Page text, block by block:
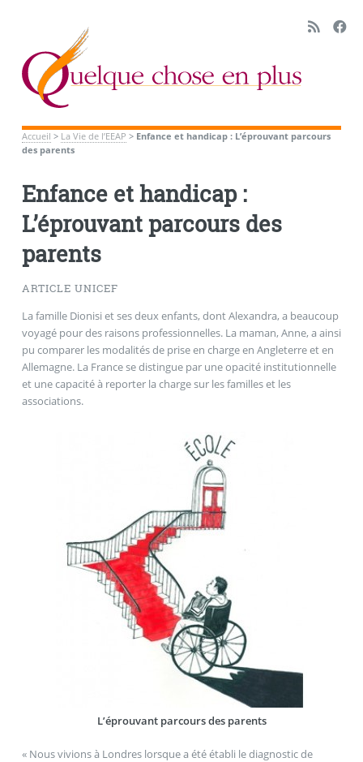
Accueil > La Vie de l’EEAP > Enfance et handicap : L’éprouvant parcours
des parents
Enfance et handicap :
L’éprouvant parcours des
parents
ARTICLE UNICEF
La famille Dionisi et ses deux enfants, dont Alexandra, a beaucoup
voyagé pour des raisons professionnelles. La maman, Anne, a ainsi
pu comparer les modalités de prise en charge en Angleterre et en
Allemagne. La France se distingue par une opacité institutionnelle
et une capacité à reporter la charge sur les familles et les
associations.
L’éprouvant parcours des parents
« Nous vivions à Londres lorsque a été établi le diagnostic de